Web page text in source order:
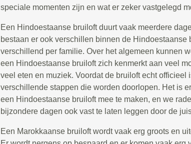
speciale momenten zijn en wat er zeker vastgelegd
Een Hindoestaanse bruiloft duurt vaak meerdere
bestaan er ook verschillen binnen de Hindoestaanse
verschillend per familie. Over het algemeen kunnen
een Hindoestaanse bruiloft zich kenmerkt aan veel
veel eten en muziek. Voordat de bruiloft echt officieel
verschillende stappen die worden doorlopen. Het is
een Hindoestaanse bruiloft mee te maken, en we
bijzondere dagen ook vast te laten leggen door de
Een Marokkaanse bruiloft wordt vaak erg groots en